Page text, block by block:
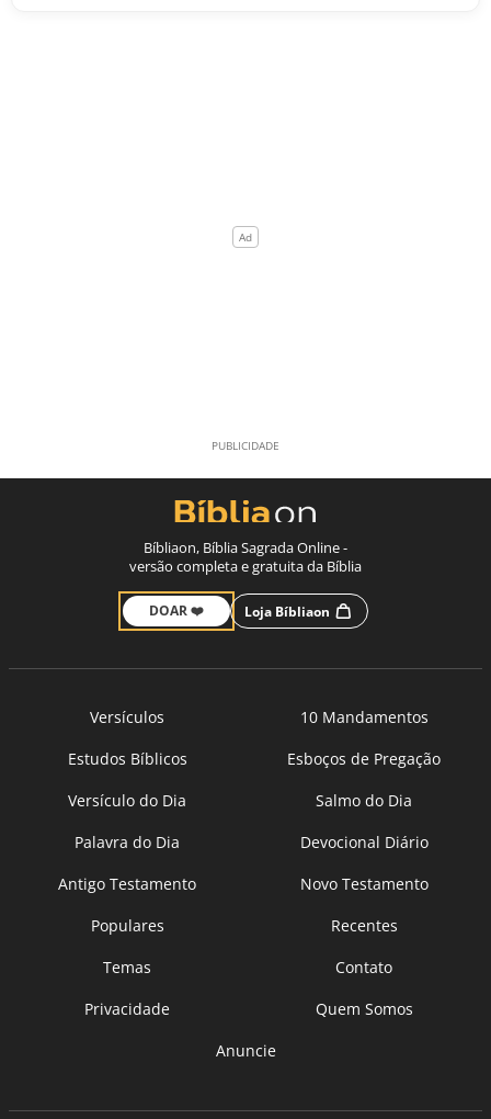
Bíbliaon, Bíblia Sagrada Online -
versão completa e gratuita da Bíblia
DOAR ❤️ Loja Bíbliaon
Versículos
10 Mandamentos
Estudos Bíblicos
Esboços de Pregação
Versículo do Dia
Salmo do Dia
Palavra do Dia
Devocional Diário
Antigo Testamento
Novo Testamento
Populares
Recentes
Temas
Contato
Privacidade
Quem Somos
Anuncie